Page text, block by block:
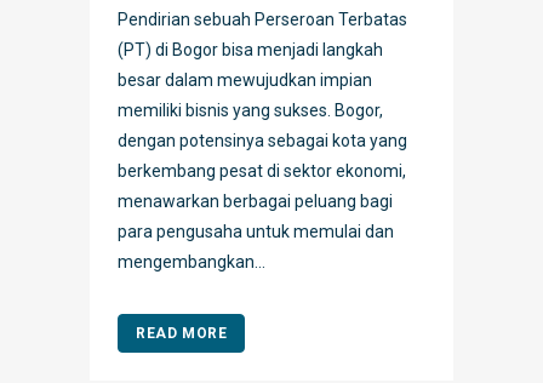
Pendirian sebuah Perseroan Terbatas
(PT) di Bogor bisa menjadi langkah
besar dalam mewujudkan impian
memiliki bisnis yang sukses. Bogor,
dengan potensinya sebagai kota yang
berkembang pesat di sektor ekonomi,
menawarkan berbagai peluang bagi
para pengusaha untuk memulai dan
mengembangkan...
READ MORE